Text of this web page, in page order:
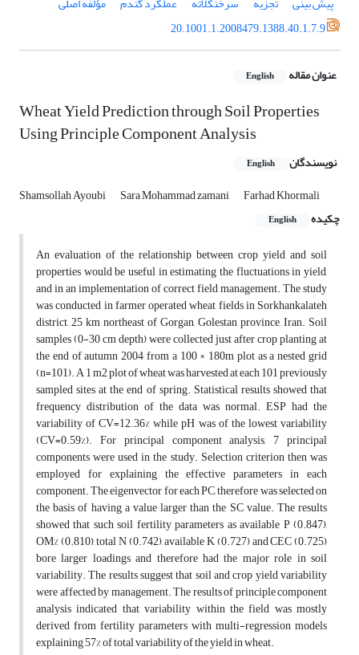
20.1001.1.2008479.1388.40.1.7.9
عنوان مقاله English
Wheat Yield Prediction through Soil Properties
Using Principle Component Analysis
نویسندگان English
Shamsollah Ayoubi Sara Mohammad zamani
Farhad Khormali
چکیده
English
An evaluation of the relationship between crop yield and soil
properties would be useful in estimating the fluctuations in yield,
and in an implementation of correct field management. The study
was conducted in farmer operated wheat fields in Sorkhankalateh
district, 25 km northeast of Gorgan, Golestan province, Iran. Soil
samples (0-30 cm depth) were collected just after crop planting at
the end of autumn 2004 from a 100 × 180m plot as a nested grid
(n=101). A 1 m2 plot of wheat was harvested at each 101 previously
sampled sites at the end of spring. Statistical results showed that
frequency distribution of the data was normal. ESP had the
variability of CV=12.36% while pH was of the lowest variability
(CV=0.59%). For principal component analysis, 7 principal
components were used in the study. Selection criterion then was
employed for explaining the effective parameters in each
component. The eigenvector for each PC, therefore was selected on
the basis of having a value larger than the SC value. The results
showed that such soil fertility parameters as available P (0.847),
OM% (0.810), total N (0.742), available K (0.727) and CEC (0.725)
bore larger loadings and therefore had the major role in soil
variability. The results suggest that soil and crop yield variability
were affected by management. The results of principle component
analysis indicated that variability within the field was mostly
derived from fertility parameters with multi-regression models
explaining 57% of total variability of the yield in wheat.